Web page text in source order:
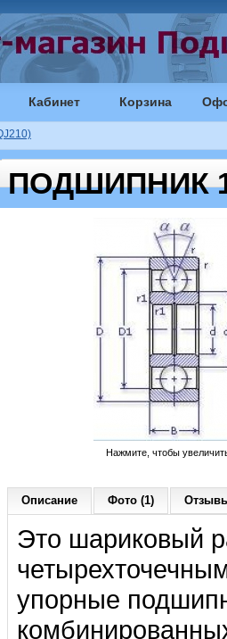
Кабинет Корзина
ПОДШИПНИК
Нажмите, чтобы
Описание Фото (1)
Это шариковый
упорные